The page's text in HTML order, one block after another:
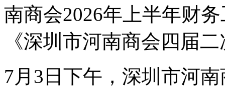
南商会2026年上半年财
《深圳市河南商会四届
7月3日下午，深圳市河